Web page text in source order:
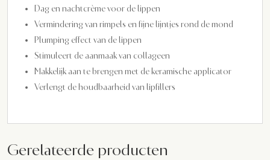
Dag en nachtcrème voor de lippen
Vermindering van rimpels en fijne lijntjes rond de mond
Plumping effect van de lippen
Stimuleert de aanmaak van collageen
Makkelijk aan te brengen met de keramische applicator
Verlengt de houdbaarheid van lipfillers
Gerelateerde producten